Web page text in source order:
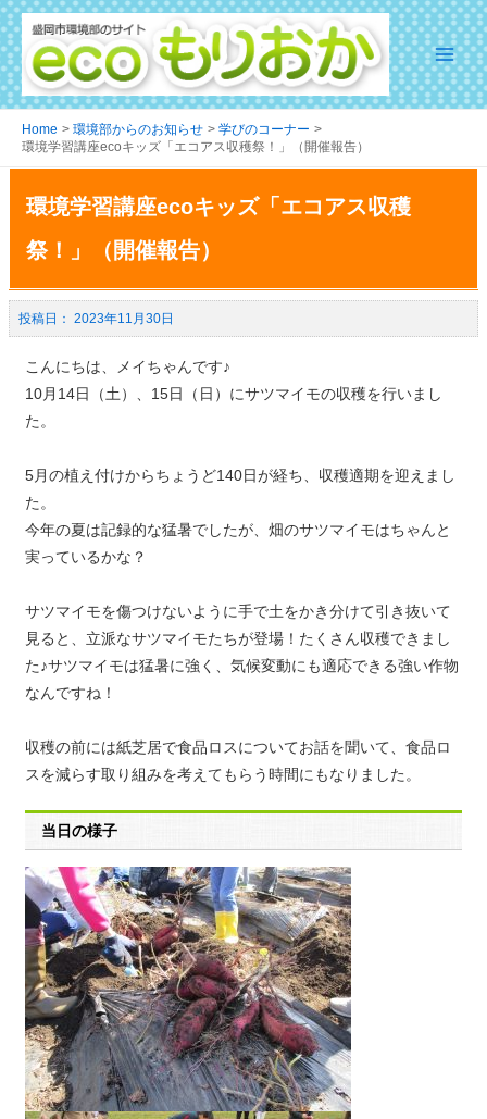
Home 環境部からのお知らせ
学びのコーナー
環境学習講座ecoキッズ「エコアス収穫祭！」（開催報告）
環境学習講座ecoキッズ「エコアス収穫
祭！」（開催報告）
2023年11月30日
こんにちは、メイちゃんです♪
10月14日（土）、15日（日）にサツマイモの収穫を行いまし
た。
5月の植え付けからちょうど140日が経ち、収穫適期を迎えまし
た。
今年の夏は記録的な猛暑でしたが、畑のサツマイモはちゃんと
実っているかな？
サツマイモを傷つけないように手で土をかき分けて引き抜いて
見ると、立派なサツマイモたちが登場！たくさん収穫できまし
た♪サツマイモは猛暑に強く、気候変動にも適応できる強い作物
なんですね！
収穫の前には紙芝居で食品ロスについてお話を聞いて、食品ロ
スを減らす取り組みを考えてもらう時間にもなりました。
当日の様子